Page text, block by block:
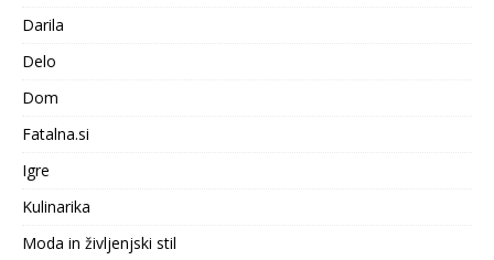
Darila
Delo
Dom
Fatalna.si
Igre
Kulinarika
Moda in življenjski stil